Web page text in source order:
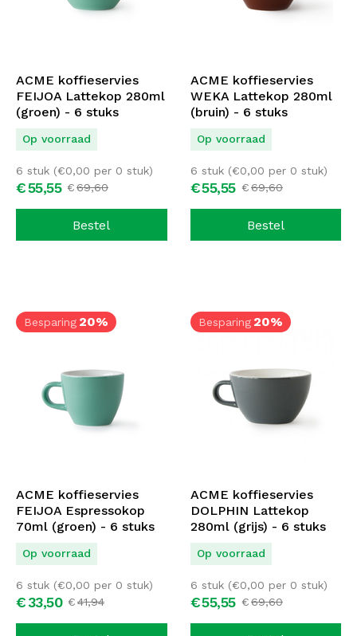
ACME koffieservies
FEIJOA Lattekop 280ml
(groen) - 6 stuks
Op voorraad
€ 69,60
€55,55
6 stuk (€0,00 per 0 stuk)
Bestel
ACME koffieservies
WEKA Lattekop 280ml
(bruin) - 6 stuks
Op voorraad
€69,60
€55,55
6 stuk (€0,00 per 0 stuk)
Bestel
Besparing 20%
ACME koffieservies
FEIJOA Espressokop
70ml (groen) - 6 stuks
Op voorraad
€ 41,94
€33,50
6 stuk (€0,00 per 0 stuk)
Besparing 20%
ACME koffieservies
DOLPHIN Lattekop
280ml (grijs) - 6 stuks
Op voorraad
€69,60
€55,55
6 stuk (€0,00 per 0 stuk)